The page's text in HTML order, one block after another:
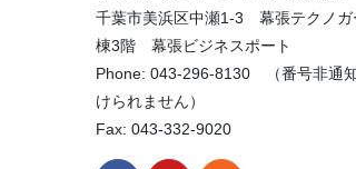
千葉市美浜区中瀬1-3 幕張テクノガ
棟3階 幕張ビジネスポート
Phone: 043-296-8130 （番号非通
けられません）
Fax: 043-332-9020